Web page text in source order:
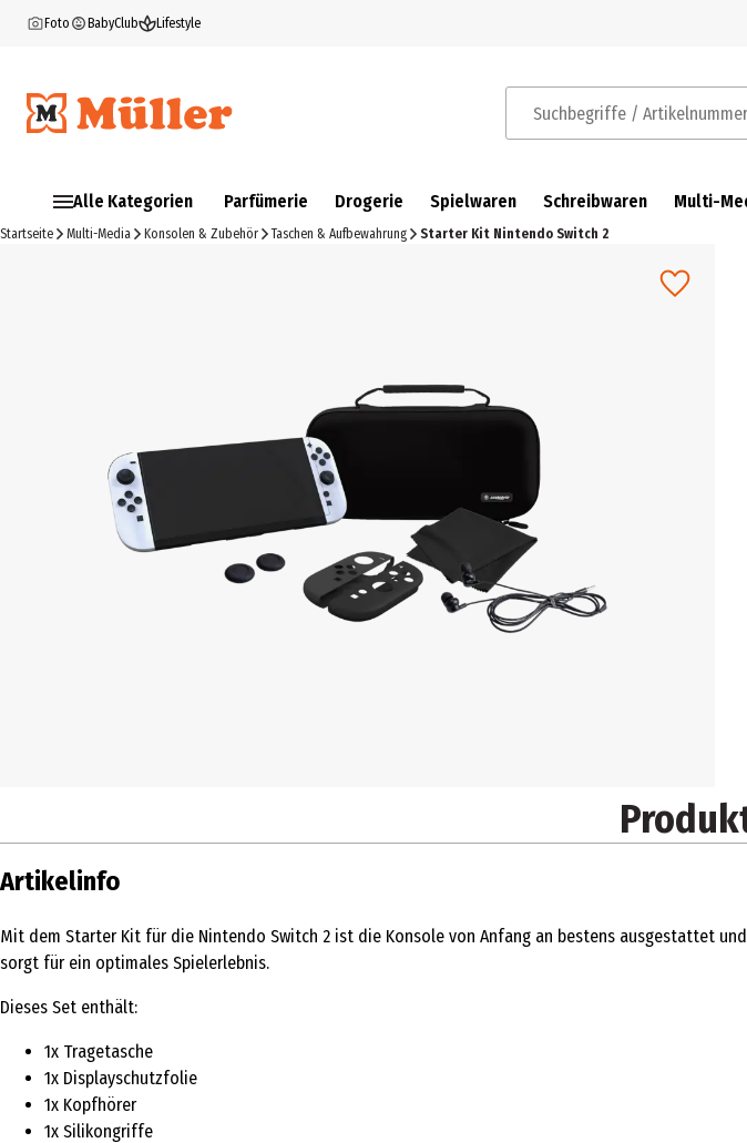
Foto BabyClub Lifestyle
Suchbegriffe / Artikelnummer
Alle Kategorien Parfümerie Drogerie Spielwaren Schreibwaren Multi-
Startseite Multi-Media Konsolen & Zubehör Taschen & Aufbewahrung Starter Kit Nintendo Switch 2
Artikelinfo
Mit dem Starter Kit für die Nintendo Switch 2 ist die Konsole von Anfang an bestens ausgestattet
sorgt für ein optimales Spielerlebnis.
Dieses Set enthält:
1x Tragetasche
1x Displayschutzfolie
1x Kopfhörer
1x Silikongriffe